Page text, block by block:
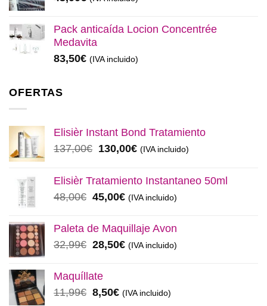
48,00€.45,00€.
Pack anticaída Locion Concentrée
Medavita
83,50€ (IVA incluido)
OFERTAS
Elisièr Instant Bond Tratamiento
137,00€ El
original
137,00€.
130,00€El
actual
130,00€.
(IVA incluido)
Elisièr Tratamiento Instantaneo 50ml
48,00€ El
original
48,00€.
45,00€El
actual
45,00€.
(IVA incluido)
Paleta de Maquillaje Avon
32,99€ El
original
32,99€.
28,50€El
28,50€.
(IVA incluido)
Maquíllate
11,99€ El
8,50€El(IVA incluido)